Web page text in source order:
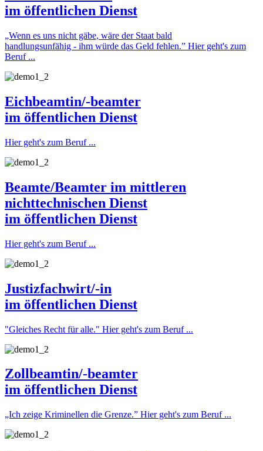
im öffentlichen Dienst
„Wenn es uns nicht gäbe, wäre der Staat bald
handlungsunfähig - ihm würde das Geld fehlen.” Hier geht's zum
Beruf ...
Eichbeamtin/-beamter
im öffentlichen Dienst
Hier geht's zum Beruf ...
Beamte/Beamter im mittleren
nichttechnischen Dienst
im öffentlichen Dienst
Hier geht's zum Beruf ...
Justizfachwirt/-in
im öffentlichen Dienst
"Gleiches Recht für alle." Hier geht's zum Beruf ...
Zollbeamtin/-beamter
im öffentlichen Dienst
„Ich zeige Kriminellen die Grenze.” Hier geht's zum Beruf ...